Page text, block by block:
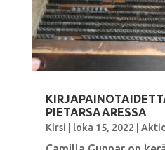
PIETARSAARESSA
Kirsi loka 15, 2022